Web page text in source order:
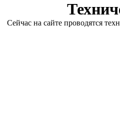
Сейчас на сайте проводятся